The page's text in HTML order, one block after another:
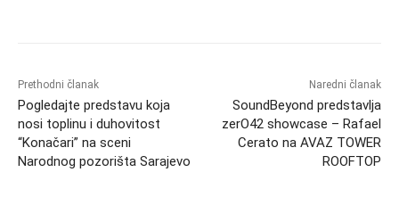
Prethodni članak
Pogledajte predstavu koja
nosi toplinu i duhovitost
“Konačari” na sceni
Narodnog pozorišta Sarajevo
Naredni članak
SoundBeyond predstavlja
zerO42 showcase – Rafael
Cerato na AVAZ TOWER
ROOFTOP